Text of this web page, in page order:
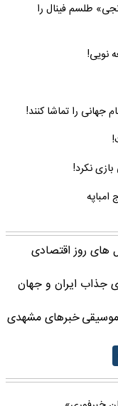
| «لاله‌های نارنجی» طلسم فینال را
نویی!
را تماشا کنند!
نکرد!
های روز اقتصادی
جذاب ایران و جهان
خبرهای مشهدی